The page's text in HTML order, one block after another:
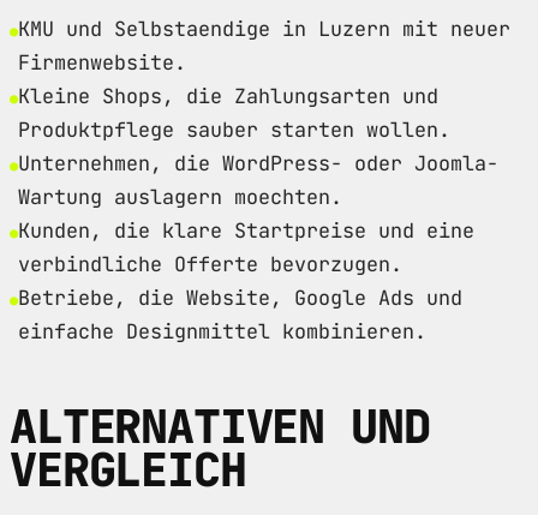
KMU und Selbstaendige in Luzern mit neuer
Firmenwebsite.
Kleine Shops, die Zahlungsarten und
Produktpflege sauber starten wollen.
Unternehmen, die WordPress- oder Joomla-
Wartung auslagern moechten.
Kunden, die klare Startpreise und eine
verbindliche Offerte bevorzugen.
Betriebe, die Website, Google Ads und
einfache Designmittel kombinieren.
ALTERNATIVEN UND
VERGLEICH